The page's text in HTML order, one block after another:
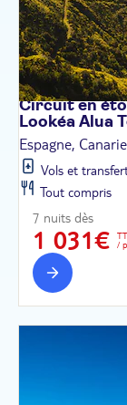
Circuit en
Lookéa Alua
Espagne,
Vols et
Tout compris
7 nuits dès
1 031€
/